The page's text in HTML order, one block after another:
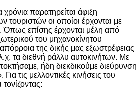
χρόνια παρατηρείται άφιξη
τουριστών οι οποίοι έρχονται με
Όπως επίσης έρχονται μέλη από
του μηχανοκίνητου
της δικής μας εξωστρέφειας
τα διεθνή ράλλυ αυτοκινήτων. Με
ήδη διεκδικούμε διεύρυνση
τις μελλοντικές κινήσεις του